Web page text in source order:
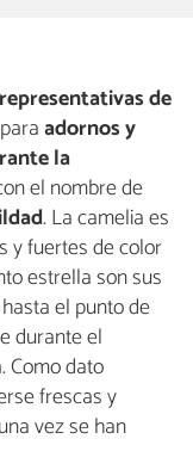
de
adornos y
la
el nombre de
. La camelia es
y fuertes de color
estrella son sus
el punto de
durante el
Como dato
frescas y
vez se han